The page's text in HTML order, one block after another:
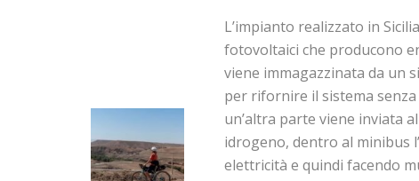
L’impianto realizzato in
fotovoltaici che producono
viene immagazzinata da un
per rifornire il sistema
un’altra parte viene inviata
idrogeno, dentro al minibus
elettricità e quindi facendo